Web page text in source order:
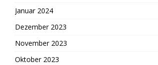
Januar 2024
Dezember 2023
November 2023
Oktober 2023